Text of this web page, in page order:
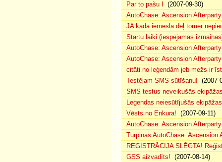
Par to pašu I
(2007-09-30)
AutoChase: Ascension
JA kāda iemesla dēļ tomēr
Startu laiki (iespējamas
AutoChase: Ascension
AutoChase: Ascension
citāti no leģendām jeb mežs ir
Testējam SMS sūtīšanu! (2007-
SMS testus neveikušās
Leģendas neiesūtījušās ekipāžas
Vēsts no Enkura! (2007-09-11)
AutoChase: Ascension
Turpinās AutoChase: Ascension
REĢISTRĀCIJA SLĒGTA!
GSS aizvadīts! (2007-08-14)